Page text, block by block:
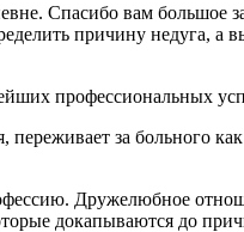
Спасибо вам большое
причину недуга, а
профессиональных
за больного
Дружелюбное
докапываются до